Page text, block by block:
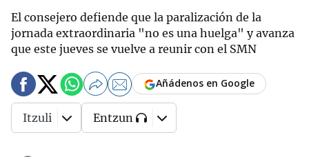
El consejero defiende que la paralización de la
jornada extraordinaria "no es una huelga" y avanza
que este jueves se vuelve a reunir con el SMN
Añádenos en Google
Itzuli Entzun